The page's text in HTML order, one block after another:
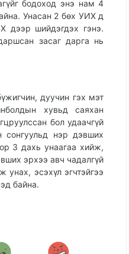
бодоход энэ нам 4
Унасан 2 бөх УИХ д
дээр шийдэгдэх гэнэ.
засаг дарга нь
дуучин гэх мэт
хувьд саяхан
бол удаачгүй
нэр дэвших
3 дахь унаагаа хийж,
эрхээ авч чадалгүй
эсэхүл эгчтэйгээ
байна.